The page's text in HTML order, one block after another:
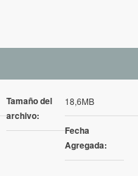
Tamaño del
archivo:
18,6MB
Fecha
Agregada: